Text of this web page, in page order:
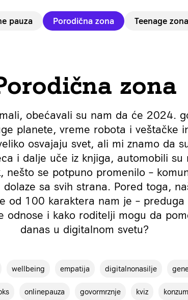
pauza Porodična zona Teenage zona
zona
obećavali su nam da će 2024.
planete, vreme robota i veštačke
osvajaju svet, ali mi znamo da
i dalje uče iz knjiga, automobili
se potpuno promenilo –
sa svih strana. Pored toga,
od 100 karaktera nam je – preduga
odnose i kako roditelji mogu da
danas u digitalnom svetu?
wellbeing empatija digitalnonasilje
onlinepauza govormrznje kviz